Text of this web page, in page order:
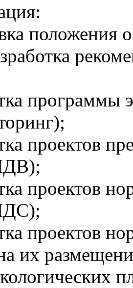
программы
проектов
проектов
проектов
их